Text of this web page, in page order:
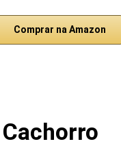
Comprar na Amazon